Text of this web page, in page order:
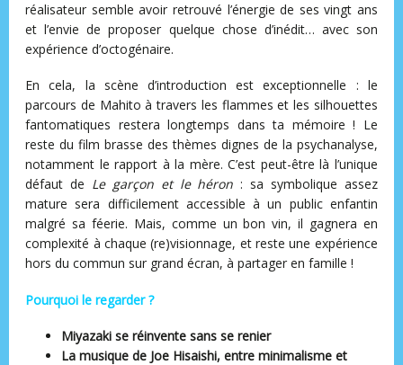
réalisateur semble avoir retrouvé l’énergie de ses vingt ans
et l’envie de proposer quelque chose d’inédit… avec son
expérience d’octogénaire.
En cela, la scène d’introduction est exceptionnelle : le
parcours de Mahito à travers les flammes et les silhouettes
fantomatiques restera longtemps dans ta mémoire ! Le
reste du film brasse des thèmes dignes de la psychanalyse,
notamment le rapport à la mère. C’est peut-être là l’unique
défaut de Le garçon et le héron : sa symbolique assez
mature sera difficilement accessible à un public enfantin
malgré sa féerie. Mais, comme un bon vin, il gagnera en
complexité à chaque (re)visionnage, et reste une expérience
hors du commun sur grand écran, à partager en famille !
Pourquoi le regarder ?
Miyazaki se réinvente sans se renier
La musique de Joe Hisaishi, entre minimalisme et